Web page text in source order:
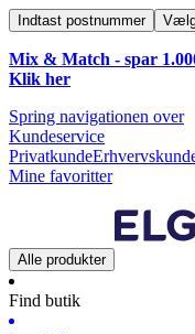
Indtast postnummer
Mix & Match - spar
Klik her
Spring navigationen over
Kundeservice
Privatkunde
Mine favoritter
Alle produkter
Find butik